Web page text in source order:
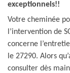
exceptionnels!!
Votre cheminée
l’intervention de
concerne
le 27290. Alors
consulter dès